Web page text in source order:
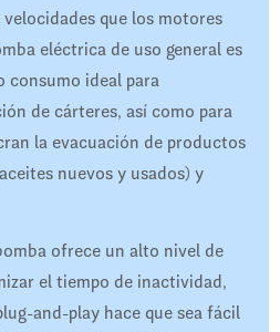
que los motores
eléctrica de uso general es
consumo ideal para
de cárteres, así como para
la evacuación de productos
nuevos y usados) y
ofrece un alto nivel de
el tiempo de inactividad,
and-play hace que sea fácil